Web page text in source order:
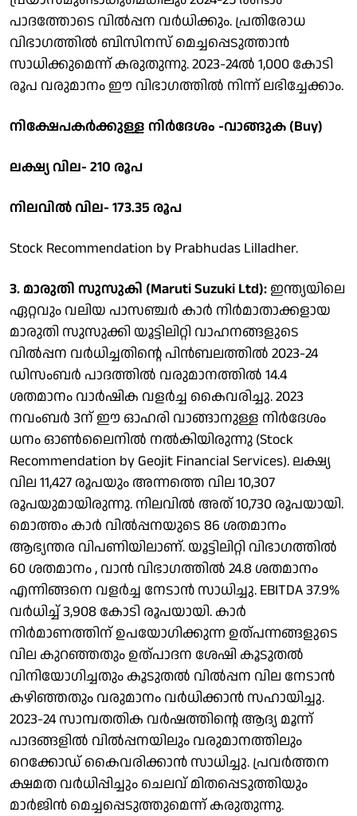
പാദത്തോടെ വില്‍പ്പന വര്‍ധിക്കും. പ്രതിരോധ
വിഭാഗത്തില്‍ ബിസിനസ് മെച്ചപ്പെടുത്താന്‍
സാധിക്കുമെന്ന് കരുതുന്നു. 2023-24ല്‍ 1,000 കോടി
രൂപ വരുമാനം ഈ വിഭാഗത്തില്‍ നിന്ന് ലഭിച്ചേക്കാം.
നിക്ഷേപകര്‍ക്കുള്ള നിര്‍ദേശം -വാങ്ങുക (Buy)
ലക്ഷ്യ വില- 210 രൂപ
നിലവില്‍ വില- 173.35 രൂപ
Stock Recommendation by Prabhudas Lilladher.
3. മാരുതി സുസുകി (Maruti Suzuki Ltd): ഇന്ത്യയിലെ
ഏറ്റവും വലിയ പാസഞ്ചര്‍ കാര്‍ നിര്‍മാതാക്കളായ
മാരുതി സുസുക്കി യൂട്ടിലിറ്റി വാഹനങ്ങളുടെ
വില്‍പ്പന വര്‍ധിച്ചതിന്റെ പിന്‍ബലത്തില്‍ 2023-24
ഡിസംബര്‍ പാദത്തില്‍ വരുമാനത്തില്‍ 14.4
ശതമാനം വാര്‍ഷിക വളര്‍ച്ച കൈവരിച്ചു. 2023
നവംബര്‍ 3ന് ഈ ഓഹരി വാങ്ങാനുള്ള നിര്‍ദേശം
ധനം ഓണ്‍ലൈനില്‍ നല്‍കിയിരുന്നു (Stock
Recommendation by Geojit Financial Services). ലക്ഷ്യ
വില 11,427 രൂപയും അന്നത്തെ വില 10,307
രൂപയുമായിരുന്നു. നിലവില്‍ അത് 10,730 രൂപയായി.
മൊത്തം കാര്‍ വില്‍പ്പനയുടെ 86 ശതമാനം
ആഭ്യന്തര വിപണിയിലാണ്. യൂട്ടിലിറ്റി വിഭാഗത്തില്‍
60 ശതമാനം , വാന്‍ വിഭാഗത്തില്‍ 24.8 ശതമാനം
എന്നിങ്ങനെ വളര്‍ച്ച നേടാന്‍ സാധിച്ചു. EBITDA 37.9%
വര്‍ധിച്ച് 3,908 കോടി രൂപയായി. കാര്‍
നിര്‍മാണത്തിന് ഉപയോഗിക്കുന്ന ഉത്പന്നങ്ങളുടെ
വില കുറഞ്ഞതും ഉത്പാദന ശേഷി കൂടുതല്‍
വിനിയോഗിച്ചതും കൂടുതല്‍ വില്‍പ്പന വില നേടാന്‍
കഴിഞ്ഞതും വരുമാനം വര്‍ധിക്കാന്‍ സഹായിച്ചു.
2023-24 സാമ്പതതിക വര്‍ഷത്തിന്റെ ആദ്യ മൂന്ന്
പാദങ്ങളില്‍ വില്‍പ്പനയിലും വരുമാനത്തിലും
റെക്കോഡ് കൈവരിക്കാന്‍ സാധിച്ചു. പ്രവര്‍ത്തന
ക്ഷമത വര്‍ധിപ്പിച്ചും ചെലവ് മിതപ്പെടുത്തിയും
മാര്‍ജിന്‍ മെച്ചപ്പെടുത്തുമെന്ന് കരുതുന്നു.